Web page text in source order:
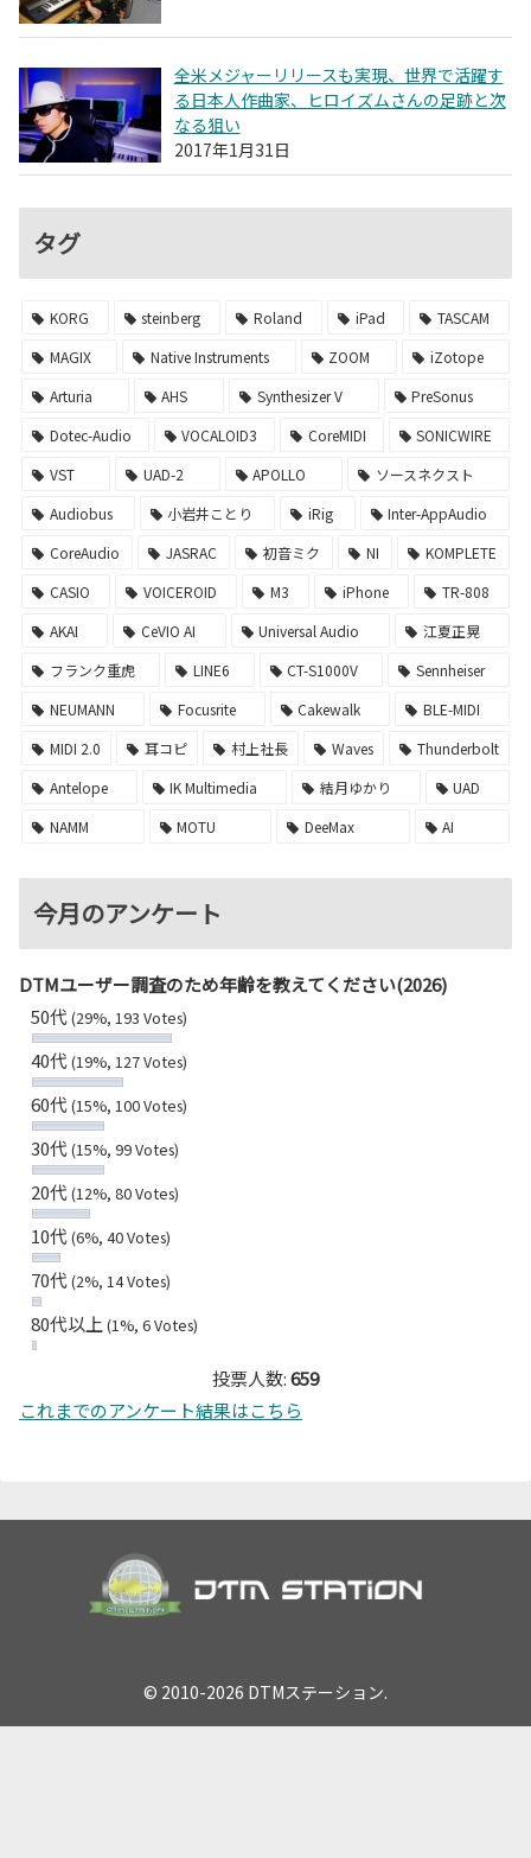
全米メジャーリリースも実現、世界で活躍す
る日本人作曲家、ヒロイズムさんの足跡と次
なる狙い
2017年1月31日
タグ
KORG steinberg Roland iPad
TASCAM
MAGIX
Native Instruments ZOOM
iZotope
Arturia
AHS Synthesizer V
PreSonus
Dotec-Audio
VOCALOID3 CoreMIDI
SONICWIRE
VST
UAD-2 APOLLO
ソースネクスト
Audiobus
小岩井ことり iRig
Inter-AppAudio
CoreAudio
JASRAC 初音ミク NI
KOMPLETE
CASIO
VOICEROID M3 iPhone
TR-808
AKAI
CeVIO AI Universal Audio
江夏正晃
フランク重虎
LINE6 CT-S1000V
Sennheiser
NEUMANN
Focusrite Cakewalk
BLE-MIDI
MIDI 2.0
耳コピ 村上社長 Waves
Thunderbolt
Antelope
IK Multimedia 結月ゆかり
UAD
NAMM
MOTU DeeMax AI
今月のアンケート
DTMユーザー調査のため年齢を教えてください(2026)
50代(29%, 193 Votes)
40代(19%, 127 Votes)
60代(15%, 100 Votes)
30代(15%, 99 Votes)
20代(12%, 80 Votes)
10代(6%, 40 Votes)
70代(2%, 14 Votes)
80代以上(1%, 6 Votes)
投票人数:659
これまでのアンケート結果はこちら
© 2010-2026 DTMステーション.